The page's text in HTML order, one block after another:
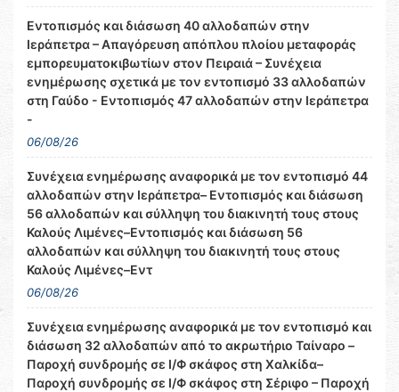
Εντοπισμός και διάσωση 40 αλλοδαπών στην
Ιεράπετρα – Απαγόρευση απόπλου πλοίου μεταφοράς
εμπορευματοκιβωτίων στον Πειραιά – Συνέχεια
ενημέρωσης σχετικά με τον εντοπισμό 33 αλλοδαπών
στη Γαύδο - Εντοπισμός 47 αλλοδαπών στην Ιεράπετρα
-
06/08/26
Συνέχεια ενημέρωσης αναφορικά με τον εντοπισμό 44
αλλοδαπών στην Ιεράπετρα– Εντοπισμός και διάσωση
56 αλλοδαπών και σύλληψη του διακινητή τους στους
Καλούς Λιμένες–Εντοπισμός και διάσωση 56
αλλοδαπών και σύλληψη του διακινητή τους στους
Καλούς Λιμένες–Εντ
06/08/26
Συνέχεια ενημέρωσης αναφορικά με τον εντοπισμό και
διάσωση 32 αλλοδαπών από το ακρωτήριο Ταίναρο –
Παροχή συνδρομής σε Ι/Φ σκάφος στη Χαλκίδα–
Παροχή συνδρομής σε Ι/Φ σκάφος στη Σέριφο – Παροχή